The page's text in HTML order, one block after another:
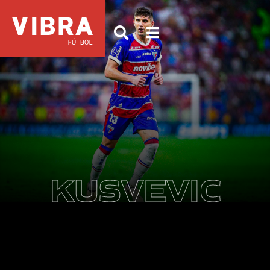
KUSVEVIC